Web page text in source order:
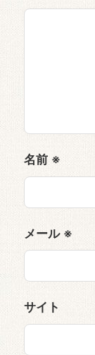
名前 ※
メール ※
サイト